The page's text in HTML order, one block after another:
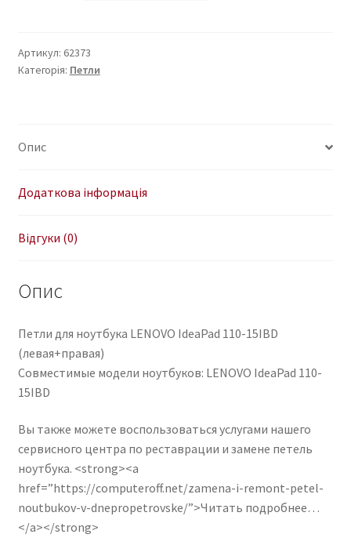
IdeaPad
110-
Артикул: 62373
Категорія: Петли
Опис
Додаткова інформація
Відгуки (0)
Опис
Петли для ноутбука LENOVO IdeaPad 110-15IBD
(левая+правая)
Совместимые модели ноутбуков: LENOVO IdeaPad 110-
15IBD
Вы также можете воспользоваться услугами нашего
сервисного центра по реставрации и замене петель
ноутбука. <strong><a
href=”https://computeroff.net/zamena-i-remont-petel-
noutbukov-v-dnepropetrovske/”>Читать подробнее…
</a></strong>